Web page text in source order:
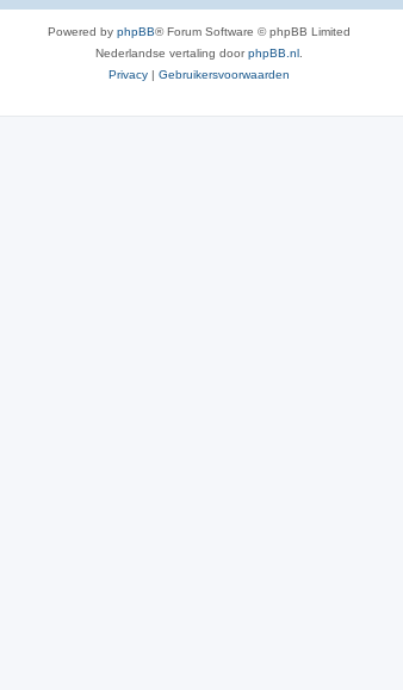
Powered by phpBB® Forum Software © phpBB Limited
Nederlandse vertaling doorphpBB.nl
Privacy | Gebruikersvoorwaarden